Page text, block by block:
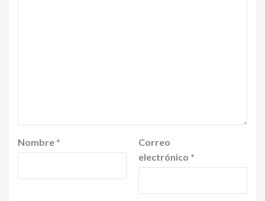
Nombre *
Correo
electrónico *